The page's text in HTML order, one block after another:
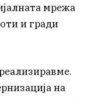
мрежа
и гради
на